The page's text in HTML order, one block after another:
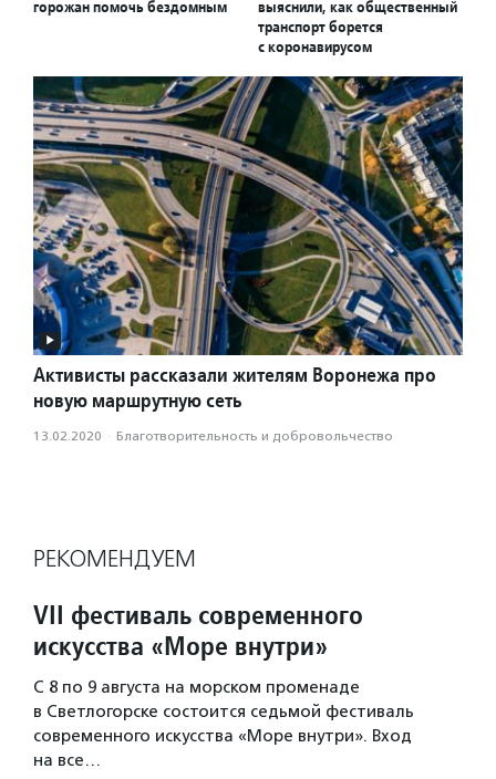
горожан помочь бездомным
выяснили, как общественный
транспорт борется
с коронавирусом
Активисты рассказали жителям Воронежа про
новую маршрутную сеть
13.02.2020 · Благотвори­тель­ность и доброволь­чест­во
РЕКОМЕНДУЕМ
VII фестиваль современного
искусства «Море внутри»
С 8 по 9 августа на морском променаде
в Светлогорске состоится седьмой фестиваль
современного искусства «Море внутри». Вход
на все…